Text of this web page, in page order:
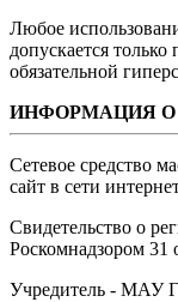
Любое
допускается
обязательной
ИНФОРМАЦИЯ
Сетевое средство
сайт в сети
Свидетельство о
Роскомнадзором 31
Учредитель - МАУ